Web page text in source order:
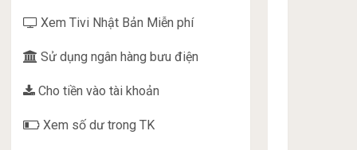
Xem Tivi Nhật Bản Miễn phí
Sử dụng ngân hàng bưu điện
Cho tiền vào tài khoản
Xem số dư trong TK